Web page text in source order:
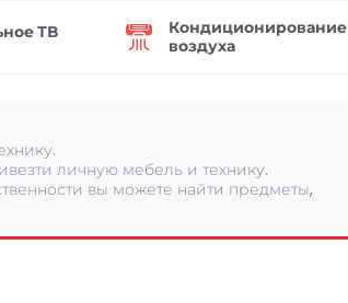
ТВ
Кондиционирование
воздуха
личную мебель и технику.
вы можете найти предметы,